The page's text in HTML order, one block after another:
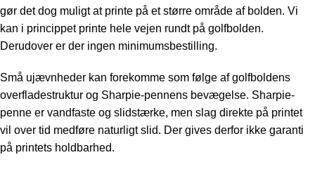
gør det dog muligt at printe på et større område af bolden. Vi
kan i princippet printe hele vejen rundt på golfbolden.
Derudover er der ingen minimumsbestilling.
Små ujævnheder kan forekomme som følge af golfboldens
overfladestruktur og Sharpie-pennens bevægelse. Sharpie-
penne er vandfaste og slidstærke, men slag direkte på printet
vil over tid medføre naturligt slid. Der gives derfor ikke garanti
på printets holdbarhed.